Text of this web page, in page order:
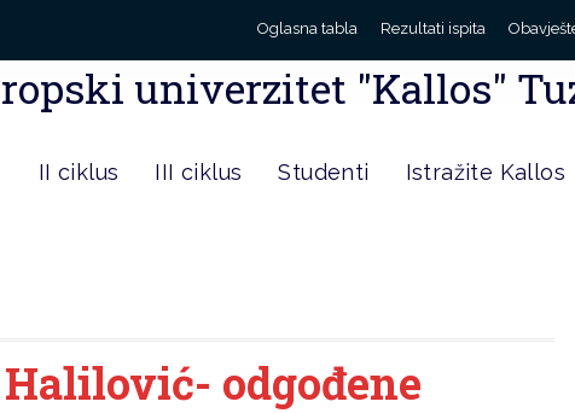
Oglasna tabla Rezultati ispita
univerzitet "Kallos"
II ciklus III ciklus Studenti Istražite Kallos
odgođene